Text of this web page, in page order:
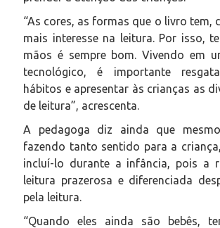
“As cores, as formas que o livro tem,
mais interesse na leitura. Por isso,
mãos é sempre bom. Vivendo em
tecnológico, é importante
hábitos e apresentar às crianças as
de leitura”, acrescenta.
A pedagoga diz ainda que
fazendo tanto sentido para a
incluí-lo durante a infância, pois a
leitura prazerosa e diferenciada
pela leitura.
“Quando eles ainda são bebês,